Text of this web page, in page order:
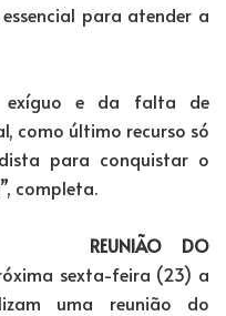
para atender a
exíguo e da falta de
como último recurso só
para conquistar o
completa.
REUNIÃO DO
sexta-feira (23) a
uma reunião do